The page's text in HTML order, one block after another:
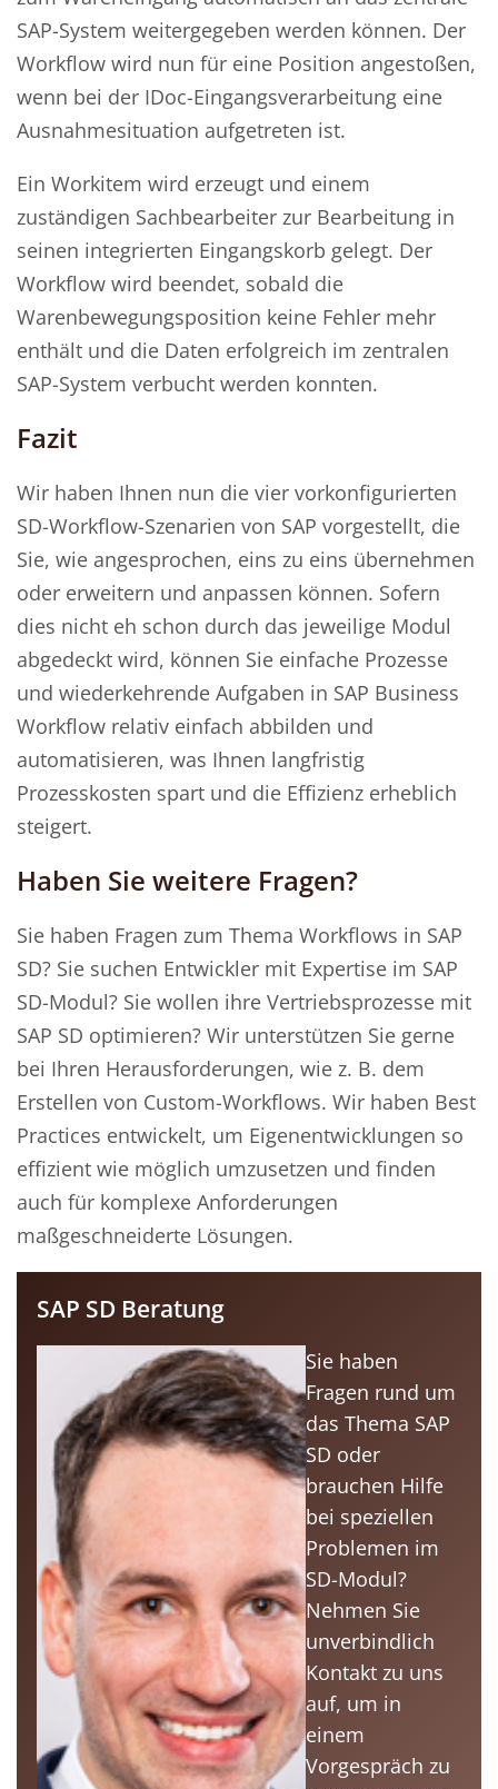
SAP-System weitergegeben werden können. Der
Workflow wird nun für eine Position angestoßen,
wenn bei der IDoc-Eingangsverarbeitung eine
Ausnahmesituation aufgetreten ist.
Ein Workitem wird erzeugt und einem
zuständigen Sachbearbeiter zur Bearbeitung in
seinen integrierten Eingangskorb gelegt. Der
Workflow wird beendet, sobald die
Warenbewegungsposition keine Fehler mehr
enthält und die Daten erfolgreich im zentralen
SAP-System verbucht werden konnten.
Fazit
Wir haben Ihnen nun die vier vorkonfigurierten
SD-Workflow-Szenarien von SAP vorgestellt, die
Sie, wie angesprochen, eins zu eins übernehmen
oder erweitern und anpassen können. Sofern
dies nicht eh schon durch das jeweilige Modul
abgedeckt wird, können Sie einfache Prozesse
und wiederkehrende Aufgaben in SAP Business
Workflow relativ einfach abbilden und
automatisieren, was Ihnen langfristig
Prozesskosten spart und die Effizienz erheblich
steigert.
Haben Sie weitere Fragen?
Sie haben Fragen zum Thema Workflows in SAP
SD? Sie suchen Entwickler mit Expertise im SAP
SD-Modul? Sie wollen ihre Vertriebsprozesse mit
SAP SD optimieren? Wir unterstützen Sie gerne
bei Ihren Herausforderungen, wie z. B. dem
Erstellen von Custom-Workflows. Wir haben Best
Practices entwickelt, um Eigenentwicklungen so
effizient wie möglich umzusetzen und finden
auch für komplexe Anforderungen
maßgeschneiderte Lösungen.
SAP SD Beratung
Sie haben
Fragen rund um
das Thema SAP
SD oder
brauchen Hilfe
bei speziellen
Problemen im
SD-Modul?
Nehmen Sie
unverbindlich
Kontakt zu uns
auf, um in
einem
Vorgespräch zu